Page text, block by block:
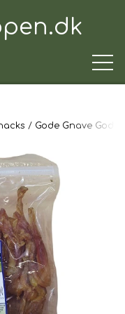
Gode Gnave